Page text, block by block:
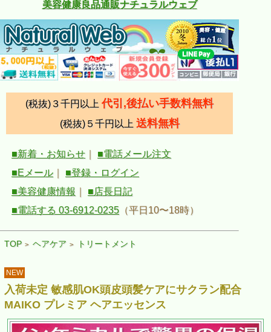
美容健康良品通販ナチュラルウェブ
(税抜)３千円以上 代引,後払い手数料無料
(税抜)５千円以上 送料無料
■新着・お知らせ
■電話メール注文
■Eメール
■登録・ログイン
■美容健康情報
■店長日記
■電話する 03-6912-0235 （平日10〜18時）
TOP > ヘアケア > トリートメント
NEW
入荷未定 敏感肌OK頭皮頭髪ケアにサクラン配合
MAIKO プレミア ヘアエッセンス